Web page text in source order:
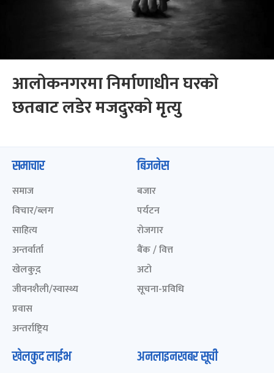
आलोकनगरमा निर्माणाधीन घरको
छतबाट लडेर मजदुरको मृत्यु
समाचार
समाज
विचार/ब्लग
साहित्य
अन्तर्वार्ता
खेलकुद़़
जीवनशैली/स्वास्थ्य
प्रवास
अन्तर्राष्ट्रिय
बिजनेस
बजार
पर्यटन
रोजगार
बैंक / वित्त
अटो
सूचना-प्रविधि
खेलकुद लाईभ अनलाइनखबर सूची